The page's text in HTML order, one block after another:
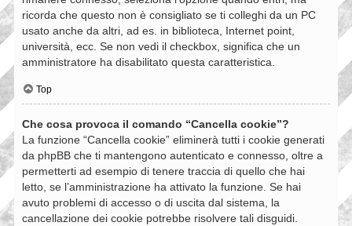
ricorda che questo non è consigliato se ti colleghi da un PC
usato anche da altri, ad es. in biblioteca, Internet point,
università, ecc. Se non vedi il checkbox, significa che un
amministratore ha disabilitato questa caratteristica.
Top
Che cosa provoca il comando “Cancella cookie”?
La funzione “Cancella cookie” eliminerà tutti i cookie generati
da phpBB che ti mantengono autenticato e connesso, oltre a
permetterti ad esempio di tenere traccia di quello che hai
letto, se l’amministrazione ha attivato la funzione. Se hai
avuto problemi di accesso o di uscita dal sistema, la
cancellazione dei cookie potrebbe risolvere tali disguidi.